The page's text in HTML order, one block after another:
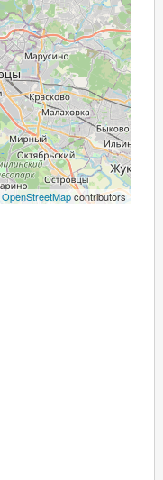
OpenStreetMapcontributors